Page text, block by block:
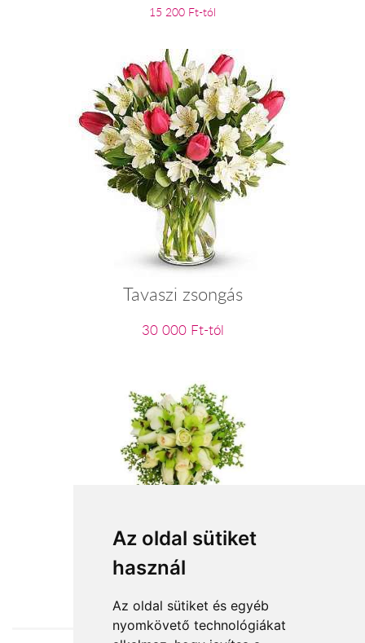
Az oldal sütiket
használ
Az oldal sütiket és egyéb
nyomkövető technológiákat
15 200 Ft-tól
Tavaszi zsongás
30 000 Ft-tól
Gazdag elegancia
60 000 Ft-tól